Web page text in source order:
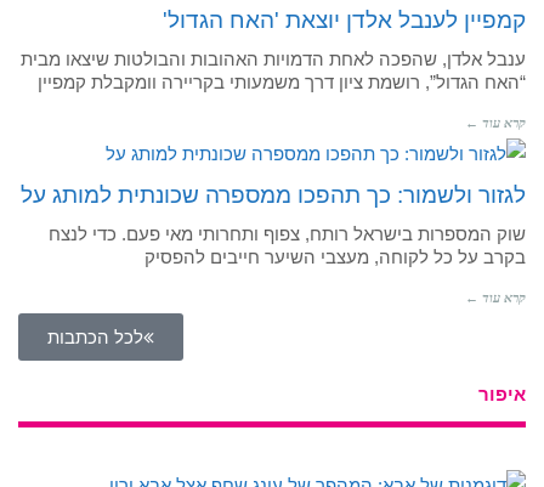
קמפיין לענבל אלדן יוצאת 'האח הגדול'
ענבל אלדן, שהפכה לאחת הדמויות האהובות והבולטות שיצאו מבית
“האח הגדול”, רושמת ציון דרך משמעותי בקריירה וומקבלת קמפיין
קרא עוד ←
לגזור ולשמור: כך תהפכו ממספרה שכונתית למותג על
שוק המספרות בישראל רותח, צפוף ותחרותי מאי פעם. כדי לנצח
בקרב על כל לקוחה, מעצבי השיער חייבים להפסיק
קרא עוד ←
לכל הכתבות
איפור